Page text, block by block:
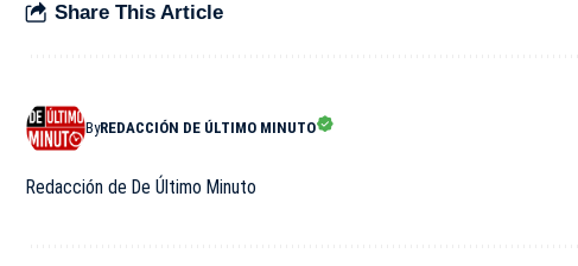
Share This Article
ByREDACCIÓN DE ÚLTIMO MINUTO
Redacción de De Último Minuto